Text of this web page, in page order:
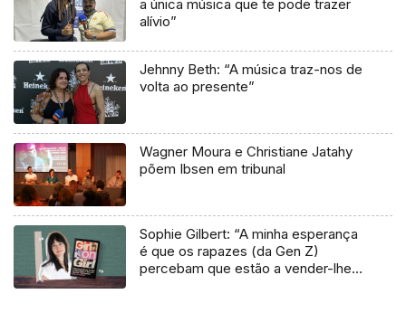
a única música que te pode trazer
alívio”
Jehnny Beth: “A música traz-nos de
volta ao presente”
Wagner Moura e Christiane Jatahy
põem Ibsen em tribunal
Sophie Gilbert: “A minha esperança
é que os rapazes (da Gen Z)
percebam que estão a vender-lhes